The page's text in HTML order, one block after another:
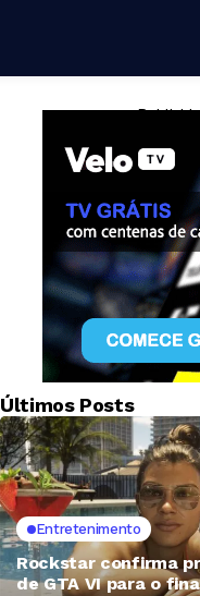
—
Últimos Posts
Entretenimento
Rockstar confirma
de GTA VI para o